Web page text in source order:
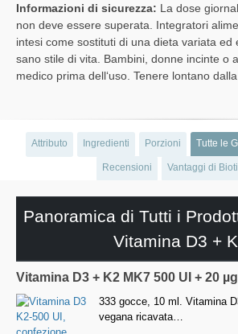
Informazioni di sicurezza: La dose
non deve essere superata. Integratori
intesi come sostituti di una dieta variata ed
sano stile di vita. Bambini, donne incinte o
medico prima dell‘uso. Tenere lontano
Attributo Ingredienti Porzioni Tutte le
Recensioni Vantaggi di
Panoramica di Tutti i
Vitamina D3 +
Vitamina D3 + K2 MK7 500 UI + 20
333 gocce, 10 ml. Vitamina
vegana ricavata…